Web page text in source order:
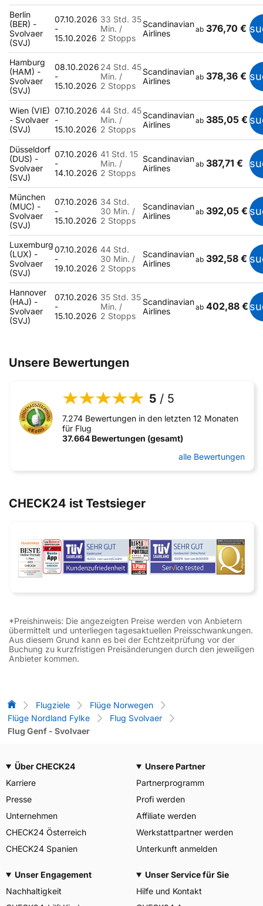
Berlin
(BER) -
Svolvaer
(SVJ)
07.10.2026
-
15.10.2026
33 Std. 35
Min. /
2 Stopps
Scandinavian
Airlines
ab 376,70 €
Hamburg
(HAM) -
Svolvaer
(SVJ)
08.10.2026
-
15.10.2026
24 Std. 45
Min. /
2 Stopps
Scandinavian
Airlines
ab 378,36 €
Wien (VIE)
- Svolvaer
(SVJ)
07.10.2026
-
15.10.2026
44 Std. 45
Min. /
2 Stopps
Scandinavian
Airlines
ab 385,05 €
Düsseldorf
(DUS) -
Svolvaer
(SVJ)
07.10.2026
-
14.10.2026
41 Std. 15
Min. /
2 Stopps
Scandinavian
Airlines
ab 387,71 €
München
(MUC) -
Svolvaer
(SVJ)
07.10.2026
-
15.10.2026
34 Std.
30 Min. /
2 Stopps
Scandinavian
Airlines
ab 392,05 €
Luxemburg
(LUX) -
Svolvaer
(SVJ)
07.10.2026
-
19.10.2026
44 Std.
30 Min. /
2 Stopps
Scandinavian
Airlines
ab 392,58 €
Hannover
(HAJ) -
Svolvaer
(SVJ)
07.10.2026
-
15.10.2026
35 Std. 35
Min. /
2 Stopps
Scandinavian
Airlines
ab 402,88 €
Unsere Bewertungen
5 / 5
7.274 Bewertungen in den letzten 12 Monaten
für Flug
37.664 Bewertungen (gesamt)
alle Bewertungen
CHECK24 ist Testsieger
*Preishinweis: Die angezeigten Preise werden von Anbietern
übermittelt und unterliegen tagesaktuellen Preisschwankungen.
Aus diesem Grund kann es bei der Echtzeitprüfung vor der
Buchung zu kurzfristigen Preisänderungen durch den jeweiligen
Anbieter kommen.
Flug-Vergleich
Flugziele
Flüge Norwegen
Flüge Nordland Fylke
Flug Svolvaer
Flug Genf - Svolvaer
Über CHECK24
Karriere
Presse
Unternehmen
CHECK24 Österreich
CHECK24 Spanien
Unsere Partner
Partnerprogramm
Profi werden
Affiliate werden
Werkstattpartner werden
Unterkunft anmelden
Unser Engagement
Nachhaltigkeit
Unser Service für Sie
Hilfe und Kontakt